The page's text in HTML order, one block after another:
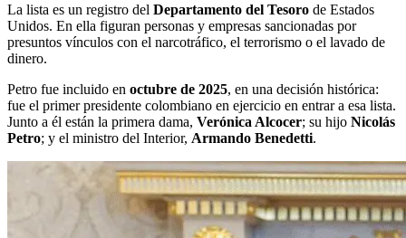
La lista es un registro del Departamento del Tesoro de Estados
Unidos. En ella figuran personas y empresas sancionadas por
presuntos vínculos con el narcotráfico, el terrorismo o el lavado de
dinero.
Petro fue incluido en octubre de 2025, en una decisión histórica:
fue el primer presidente colombiano en ejercicio en entrar a esa lista.
Junto a él están la primera dama, Verónica Alcocer; su hijo Nicolás
Petro; y el ministro del Interior, Armando Benedetti.